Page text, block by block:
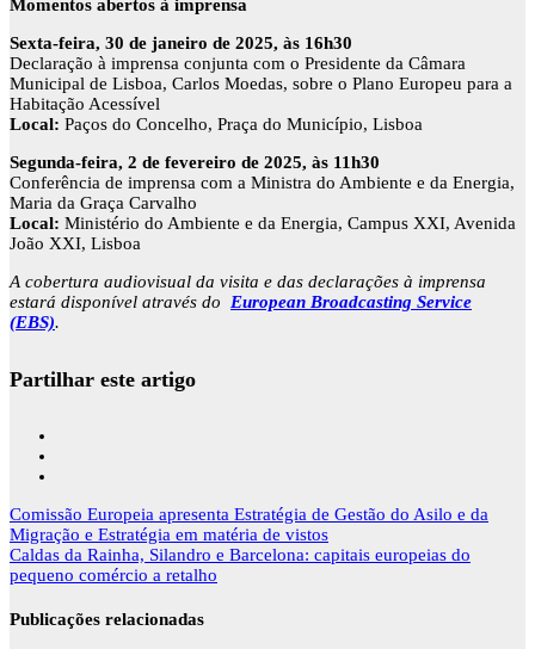
Momentos abertos à imprensa
Sexta-feira, 30 de janeiro de 2025, às 16h30
Declaração à imprensa conjunta com o Presidente da Câmara
Municipal de Lisboa, Carlos Moedas, sobre o Plano Europeu para a
Habitação Acessível
Local: Paços do Concelho, Praça do Município, Lisboa
Segunda-feira, 2 de fevereiro de 2025, às 11h30
Conferência de imprensa com a Ministra do Ambiente e da Energia,
Maria da Graça Carvalho
Local: Ministério do Ambiente e da Energia, Campus XXI, Avenida
João XXI, Lisboa
A cobertura audiovisual da visita e das declarações à imprensa
estará disponível através do European Broadcasting Service
(EBS).
Partilhar este artigo
Navegação
de
artigos
Comissão Europeia apresenta Estratégia de Gestão do Asilo e da
Migração e Estratégia em matéria de vistos
Caldas da Rainha, Silandro e Barcelona: capitais europeias do
pequeno comércio a retalho
Publicações relacionadas